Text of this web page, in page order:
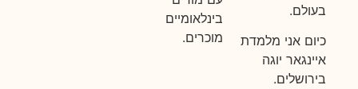
בינלאומיים
מוכרים.
בעולם.
כיום אני מלמדת
איינגאר יוגה
בירושלים.